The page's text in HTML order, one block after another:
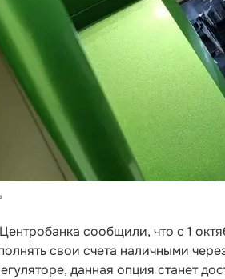
сообщили, что с 1
свои счета наличными
данная опция станет